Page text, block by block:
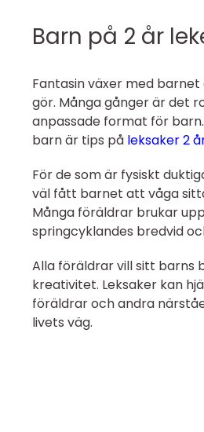
Barn på 2 år
Fantasin växer med
gör. Många gånger är det
anpassade format för
barn är tips på leksaker 2
För de som är fysiskt
väl fått barnet att våga
Många föräldrar brukar
springcyklandes bredvid
Alla föräldrar vill sitt barns
kreativitet. Leksaker kan
föräldrar och andra
livets väg.